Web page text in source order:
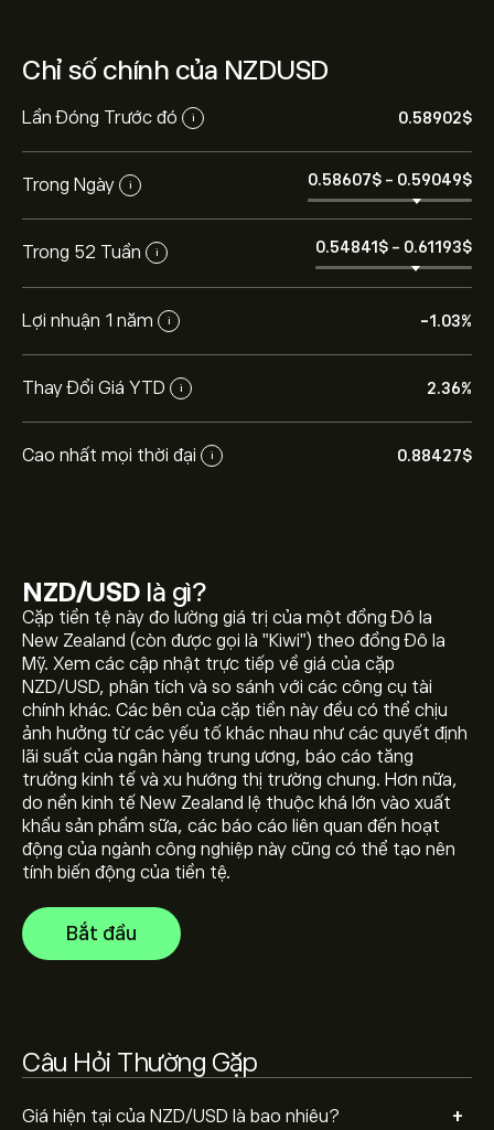
Chỉ số chính của NZDUSD
Lần Đóng Trước đó i 0.58902‎$‎
Trong Ngày i 0.58607‎$‎ - 0.59049‎$‎
Trong 52 Tuần i 0.54841‎$‎ - 0.61193‎$‎
Lợi nhuận 1 năm i -1.03%
Thay Đổi Giá YTD i 2.36%
Cao nhất mọi thời đại i 0.88427‎$‎
NZD/USDlà gì?
Cặp tiền tệ này đo lường giá trị của một đồng Đô la
New Zealand (còn được gọi là "Kiwi") theo đồng Đô la
Mỹ. Xem các cập nhật trực tiếp về giá của cặp
NZD/USD, phân tích và so sánh với các công cụ tài
chính khác. Các bên của cặp tiền này đều có thể chịu
ảnh hưởng từ các yếu tố khác nhau như các quyết định
lãi suất của ngân hàng trung ương, báo cáo tăng
trưởng kinh tế và xu hướng thị trường chung. Hơn nữa,
do nền kinh tế New Zealand lệ thuộc khá lớn vào xuất
khẩu sản phẩm sữa, các báo cáo liên quan đến hoạt
động của ngành công nghiệp này cũng có thể tạo nên
tính biến động của tiền tệ.
Bắt đầu
Câu Hỏi Thường Gặp
Giá hiện tại của NZD/USD là bao nhiêu? +
Giá hiện tại của NZDUSD là 0.58902‎$‎
Giá cao nhất mọi thời đại của NZD/USD là 0.88427‎$‎
Chọn khung thời gian "1D" hoặc "1W" trên biểu đồ eToro
và thu nhỏ để xem biến động giá lịch sử của NZD/USD.
trong năm qua.
Để mua NZDUSD, truy cập trang "NZD/USD (NZDUSD)"
trên trang web eToro. Khi bạn đã tạo tài khoản và nạp